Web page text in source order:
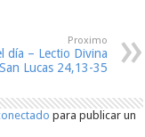
Proximo
día – Lectio Divina
San Lucas 24,13-35
para publicar un